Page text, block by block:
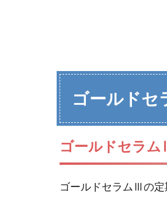
ゴールドセ
ゴールドセラ
ゴールドセラムⅢの定